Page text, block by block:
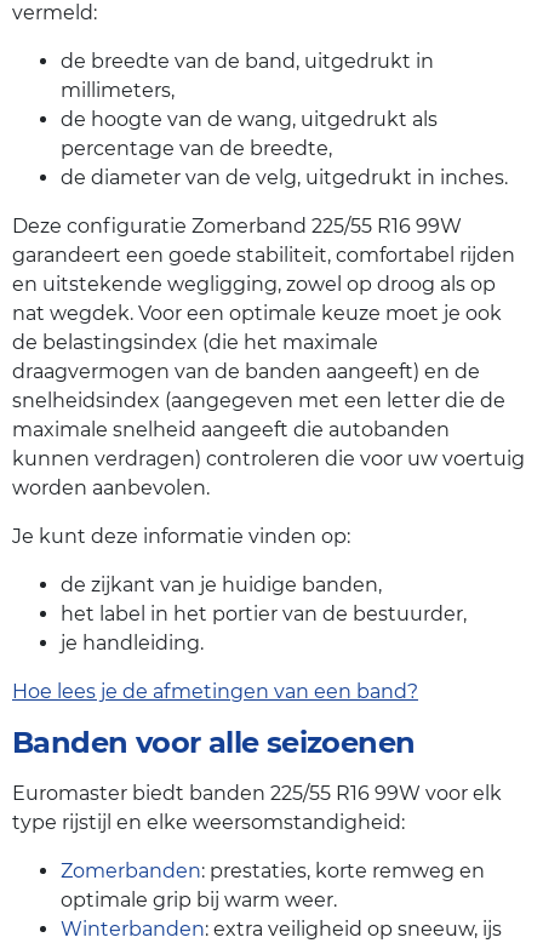
vermeld:
de breedte van de band, uitgedrukt in
millimeters,
de hoogte van de wang, uitgedrukt als
percentage van de breedte,
de diameter van de velg, uitgedrukt in inches.
Deze configuratie Zomerband 225/55 R16 99W
garandeert een goede stabiliteit, comfortabel rijden
en uitstekende wegligging, zowel op droog als op
nat wegdek. Voor een optimale keuze moet je ook
de belastingsindex (die het maximale
draagvermogen van de banden aangeeft) en de
snelheidsindex (aangegeven met een letter die de
maximale snelheid aangeeft die autobanden
kunnen verdragen) controleren die voor uw voertuig
worden aanbevolen.
Je kunt deze informatie vinden op:
de zijkant van je huidige banden,
het label in het portier van de bestuurder,
je handleiding.
Hoe lees je de afmetingen van een band?
Banden voor alle seizoenen
Euromaster biedt banden 225/55 R16 99W voor elk
type rijstijl en elke weersomstandigheid:
Zomerbanden: prestaties, korte remweg en
optimale grip bij warm weer.
Winterbanden: extra veiligheid op sneeuw, ijs